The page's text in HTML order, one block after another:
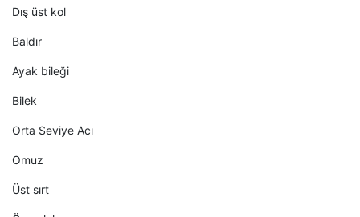
Dış üst kol
Baldır
Ayak bileği
Bilek
Orta Seviye Acı
Omuz
Üst sırt